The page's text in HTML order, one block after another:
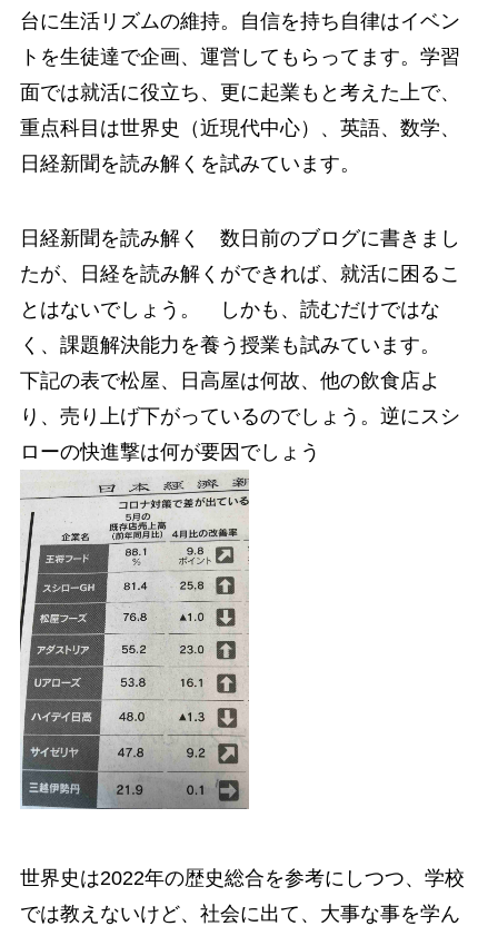
台に生活リズムの維持。自信を持ち自律はイベン
トを生徒達で企画、運営してもらってます。学習
面では就活に役立ち、更に起業もと考えた上で、
重点科目は世界史（近現代中心）、英語、数学、
日経新聞を読み解くを試みています。
日経新聞を読み解く 数日前のブログに書きまし
たが、日経を読み解くができれば、就活に困るこ
とはないでしょう。 しかも、読むだけではな
く、課題解決能力を養う授業も試みています。
下記の表で松屋、日高屋は何故、他の飲食店よ
り、売り上げ下がっているのでしょう。逆にスシ
ローの快進撃は何が要因でしょう
世界史は2022年の歴史総合を参考にしつつ、学校
では教えないけど、社会に出て、大事な事を学ん